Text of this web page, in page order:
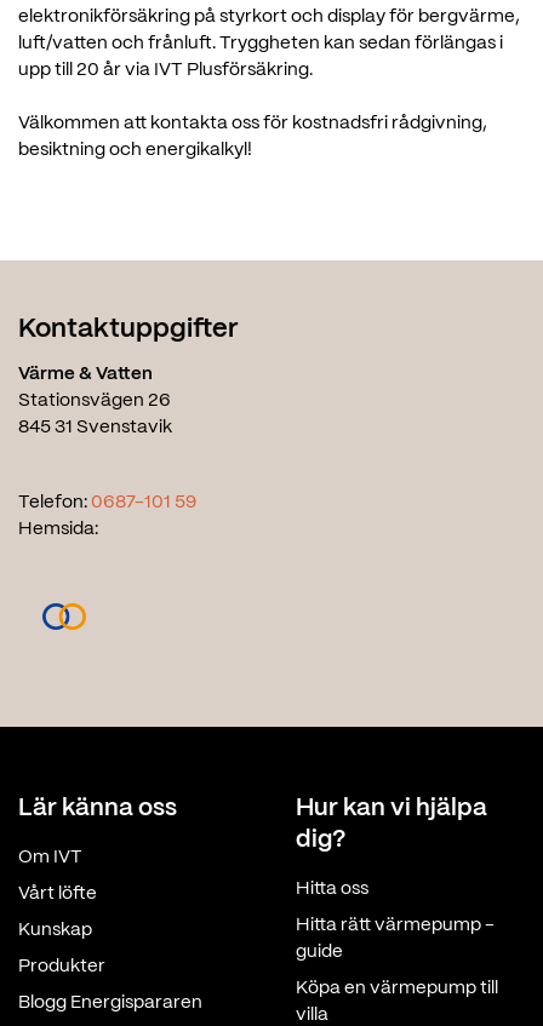
elektronikförsäkring på styrkort och display för bergvärme,
luft/vatten och frånluft. Tryggheten kan sedan förlängas i
upp till 20 år via IVT Plusförsäkring.
Välkommen att kontakta oss för kostnadsfri rådgivning,
besiktning och energikalkyl!
Kontaktuppgifter
Värme & Vatten
Stationsvägen 26
845 31 Svenstavik
Telefon: 0687-101 59
Hemsida:
Lär känna oss
Om IVT
Vårt löfte
Kunskap
Produkter
Blogg Energispararen
Hur kan vi hjälpa
dig?
Hitta oss
Hitta rätt värmepump -
guide
Köpa en värmepump till
villa